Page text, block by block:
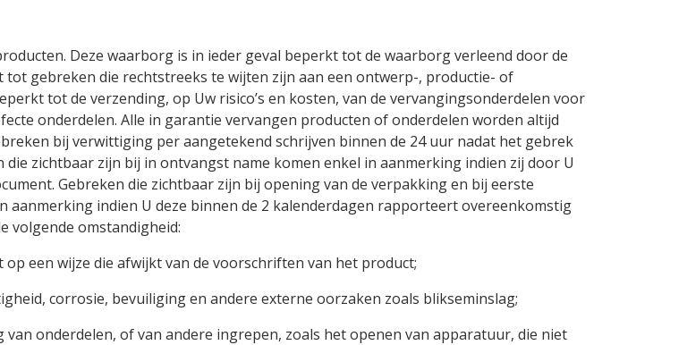
Deze waarborg is in ieder geval beperkt tot de waarborg verleend door de
gebreken die rechtstreeks te wijten zijn aan een ontwerp-, productie- of
tot de verzending, op Uw risico’s en kosten, van de vervangingsonderdelen voor
onderdelen. Alle in garantie vervangen producten of onderdelen worden altijd
bij verwittiging per aangetekend schrijven binnen de 24 uur nadat het gebrek
zichtbaar zijn bij in ontvangst name komen enkel in aanmerking indien zij door U
Gebreken die zichtbaar zijn bij opening van de verpakking en bij eerste
indien U deze binnen de 2 kalenderdagen rapporteert overeenkomstig
volgende omstandigheid:
een wijze die afwijkt van de voorschriften van het product;
corrosie, bevuiliging en andere externe oorzaken zoals blikseminslag;
onderdelen, of van andere ingrepen, zoals het openen van apparatuur, die niet